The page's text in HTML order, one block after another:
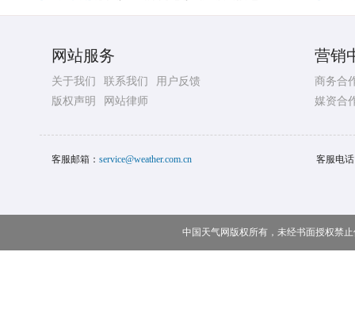
网站服务
关于我们 联系我们
用户反馈
版权声明
网站律师
营销
商务合
媒资合
客服邮箱： service@weather.com.cn 客服电
中国天气网版权所有，未经书面授权